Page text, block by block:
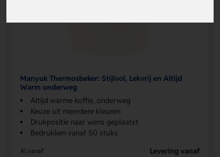
Manyuk Thermosbeker: Stijlvol, Lekvrij en Altijd
Warm onderweg
Altijd warme koffie, onderweg
Keuze uit meerdere kleuren
Drukpositie naar wens geplaatst
Bedrukken vanaf 50 stuks
Al vanaf
Levering vanaf